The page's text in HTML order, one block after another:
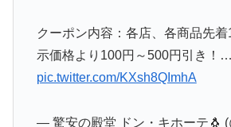
クーポン内容：各店、各商品先
示価格より100円～500円引き！…
pic.twitter.com/KXsh8QImhA
— 驚安の殿堂 ドン・キホーテ🐧